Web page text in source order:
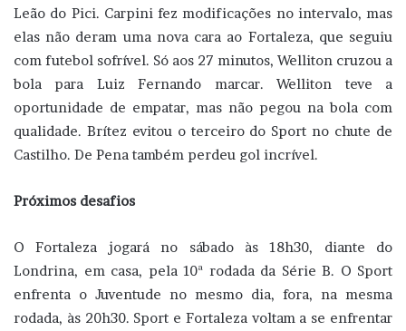
Leão do Pici. Carpini fez modificações no intervalo, mas
elas não deram uma nova cara ao Fortaleza, que seguiu
com futebol sofrível. Só aos 27 minutos, Welliton cruzou a
bola para Luiz Fernando marcar. Welliton teve a
oportunidade de empatar, mas não pegou na bola com
qualidade. Brítez evitou o terceiro do Sport no chute de
Castilho. De Pena também perdeu gol incrível.
Próximos desafios
O Fortaleza jogará no sábado às 18h30, diante do
Londrina, em casa, pela 10ª rodada da Série B. O Sport
enfrenta o Juventude no mesmo dia, fora, na mesma
rodada, às 20h30. Sport e Fortaleza voltam a se enfrentar